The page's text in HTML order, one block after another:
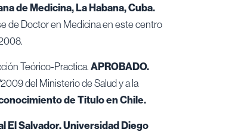
de Medicina, La Habana, Cuba.
de Doctor en Medicina en este centro
Teórico-Practica.APROBADO.
del Ministerio de Salud y a la
de Titulo en Chile.
El Salvador.Universidad Diego